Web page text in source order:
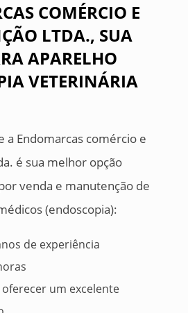
COMÉRCIO E
LTDA., SUA
APARELHO
VETERINÁRIA
a Endomarcas comércio e
é sua melhor opção
venda e manutenção de
(endoscopia):
de experiência
um excelente